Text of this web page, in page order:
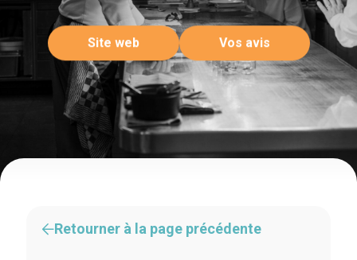
Site web Vos avis
Retourner à la page précédente